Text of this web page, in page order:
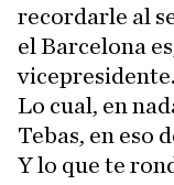
recordarle al
el Barcelona
vicepresidente.
Lo cual, en
Tebas, en eso
Y lo que te